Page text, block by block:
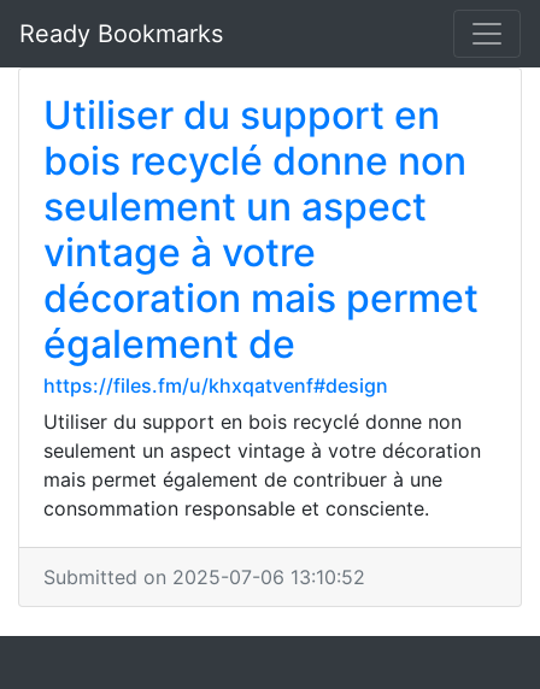
Ready Bookmarks
Utiliser du support en
bois recyclé donne non
seulement un aspect
vintage à votre
décoration mais permet
également de
https://files.fm/u/khxqatvenf#design
Utiliser du support en bois recyclé donne non
seulement un aspect vintage à votre décoration
mais permet également de contribuer à une
consommation responsable et consciente.
Submitted on 2025-07-06 13:10:52